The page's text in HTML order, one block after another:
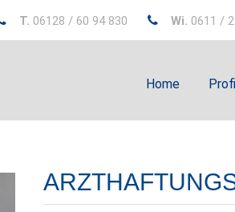
T. 06128 / 60 94 830 Wi. 0611 /
Home